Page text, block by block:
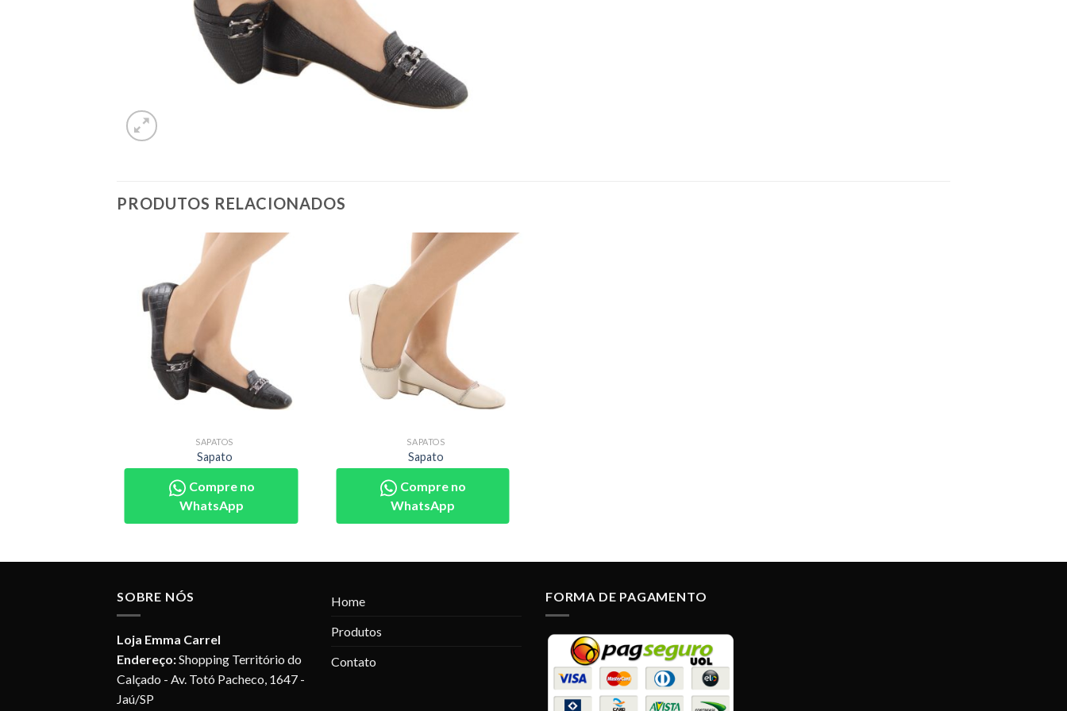
PRODUTOS RELACIONADOS
SAPATOS
Sapato
Compre no
WhatsApp
SAPATOS
Sapato
Compre no
WhatsApp
SOBRE NÓS
Loja Emma Carrel
Endereço:Shopping Território do
Calçado - Av. Totó Pacheco, 1647 -
Jaú/SP
Home
Produtos
Contato
FORMA DE PAGAMENTO